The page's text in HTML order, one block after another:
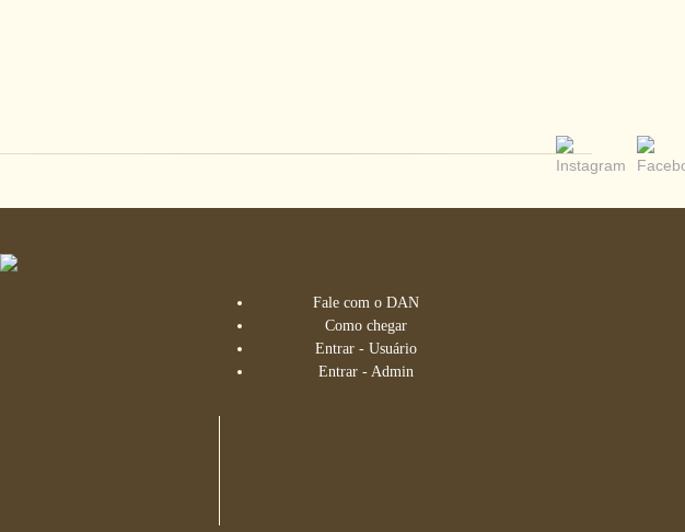
Fale com o DAN
Como chegar
Entrar - Usuário
Entrar - Admin